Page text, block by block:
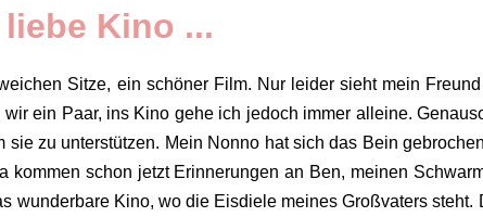
Kino ...
Sitze, ein schöner Film. Nur leider sieht mein
ein Paar, ins Kino gehe ich jedoch immer alleine.
zu unterstützen. Mein Nonno hat sich das Bein
kommen schon jetzt Erinnerungen an Ben, meinen
wunderbare Kino, wo die Eisdiele meines Großvaters steht.